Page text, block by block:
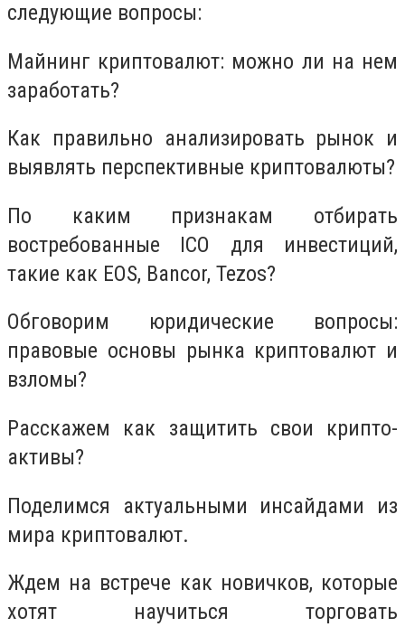
следующие вопросы:
Майнинг криптовалют: можно ли на нем
заработать?
Как правильно анализировать рынок и
выявлять перспективные криптовалюты?
По каким признакам отбирать
востребованные ICO для инвестиций,
такие как EOS, Bancor, Tezos?
Обговорим юридические вопросы:
правовые основы рынка криптовалют и
взломы?
Расскажем как защитить свои крипто-
активы?
Поделимся актуальными инсайдами из
мира криптовалют.
Ждем на встрече как новичков, которые
хотят научиться торговать